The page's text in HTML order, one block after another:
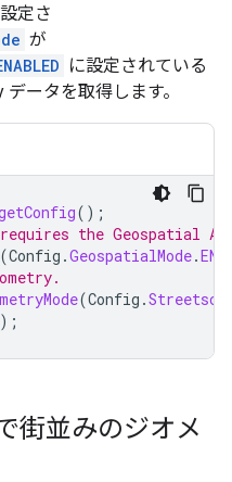
定さ
が
に設定されている
ータを取得します。
();
the Geospatial
(Config .GeospatialMode.
(Config .
);
街並みのジオメ